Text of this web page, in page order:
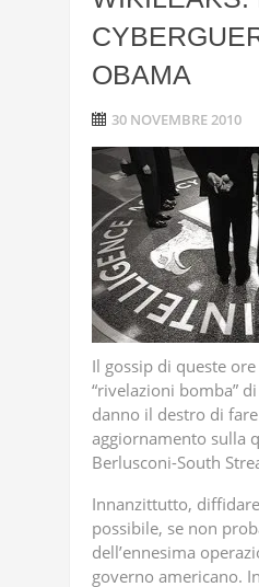
OBAMA
30 NOVEMBRE 2010
Il gossip di queste
“rivelazioni bomba”
danno il destro di
aggiornamento sulla
Berlusconi-South
Innanzittutto,
possibile, se non
dell’ennesima
governo americano.